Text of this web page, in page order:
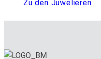
Zu den Juwelieren